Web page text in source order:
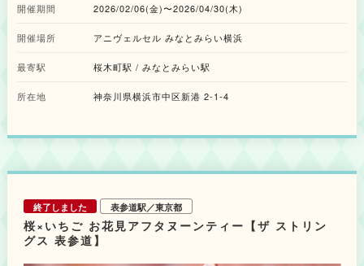
リンク4種を展開いたします。また、本フェアの開催を記念し、コラボレー
チを数量限定で用意されています。卒業や入学、新生活の始まりなど、新し
なコラボレーションフェアを楽しんでみてはいかがでしょうか。 ◆アフタ
6,500円（税込） ※予約限定 桜の鮮やかな色彩と４℃のジュエリーの煌め
のムース、ライチとピンクグレープフルーツのパートドフリュイなど、ジュ
ひと口まで変化を楽しめる味わいのバランスにもこだわりました。今回は、
供します。甘味と食事のバランスを大切にし、最後まで心地よく楽しめる構
成に仕上げました。セイボリーには、春の彩りを取り入れ、桜エビのタルト
やじゃがいものポタージュ、桜鯛のフリット、オニオンコンフィと合鴨のオ
ープンサンドと、春らしい食材を使用した全4種をご用意。さらにアフタヌ
開催期間 2026/02/06(金)〜2026/04/30(木)
開催場所 アニヴェルセル みなとみらい横浜
最寄駅 桜木町駅 / みなとみらい駅
所在地 神奈川県横浜市中区新港 2-1-4
終了しました 表参道駅／東京都
桜×いちご お花見アフタヌーンティー【ザ ストリン
グス 表参道】